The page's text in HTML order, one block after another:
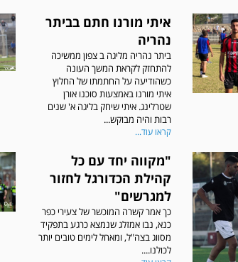
איתי מורנו חתם בביתר
נהריה
ביתר נהריה מליגה ב צפון ממשיכה
להתחזק לקראת המשך העונה
כשהודיעה על החתמתו של החלוץ
איתי מורנו באמצעות סוכנו אורן
שטרלינג. איתי שיחק בליגה א' שנים
רבות והיה מבוקש...
קראו עוד...
"מקווה יחד עם כל
קהילת הכדורגל לחזור
למגרשים"
כך אמר קשרה המוכשר של צעירי כפר
כנא, נבו אמזלג שנמצא כרגע בתפקיד
מסווג בצה"ל, ומאחל לימים טובים יותר
לכולנו....